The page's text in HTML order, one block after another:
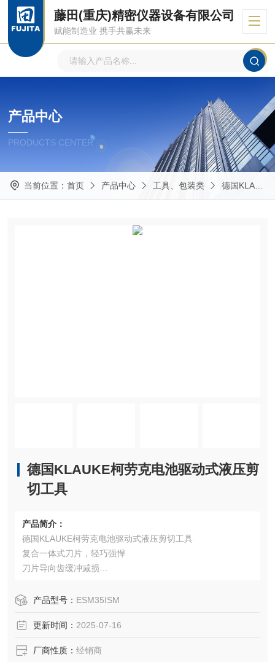
藤田(重庆)精密仪器设备有限公司
赋能制造业 携手共赢未来
产品中心
PRODUCTS CENTER
当前位置： 首页 产品中心 工具、包装类 德国KLAUKE柯劳克
德国KLAUKE柯劳克电池驱动式液压剪
切工具
产品简介：
德国KLAUKE柯劳克电池驱动式液压剪切工具
复合一体式刀片，轻巧强悍
刀片导向齿缓冲减损
产品型号： ESM35ISM
更新时间： 2025-07-16
厂商性质： 经销商